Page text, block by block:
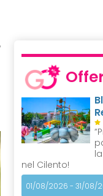
nel Cilento!
01/08/2026 - 31/08/